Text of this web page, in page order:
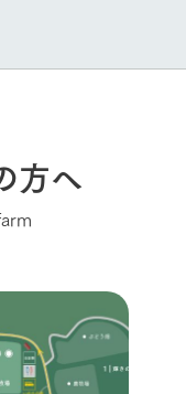
方へ